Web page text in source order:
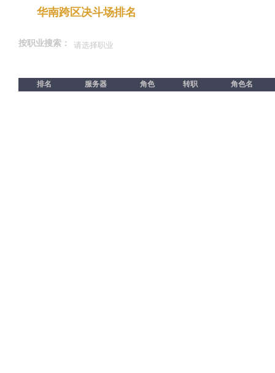
华南跨区决斗场排名
按职业搜索：
排名 服务器 角色 转职 角色名